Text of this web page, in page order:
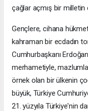
çağlar açmış bir milletin
Gençlere, cihana
kahraman bir ecdadın
Cumhurbaşkanı
merhametiyle,
örnek olan bir ülkenin
büyük, Türkiye
21. yüzyıla Türkiye'nin